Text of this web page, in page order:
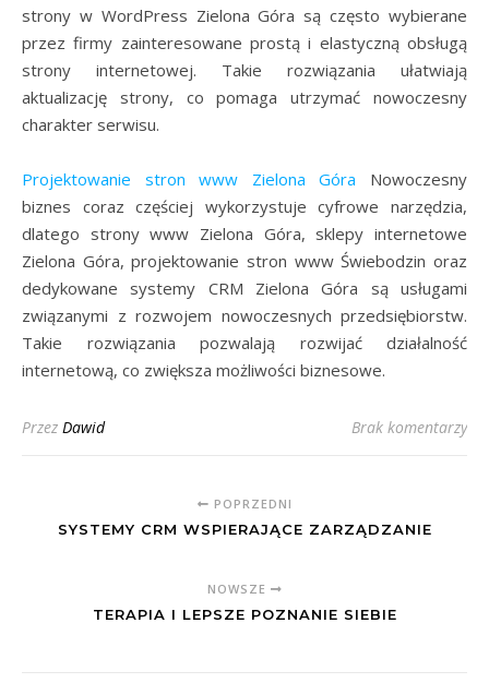
strony w WordPress Zielona Góra są często wybierane
przez firmy zainteresowane prostą i elastyczną obsługą
strony internetowej. Takie rozwiązania ułatwiają
aktualizację strony, co pomaga utrzymać nowoczesny
charakter serwisu.
Projektowanie stron www Zielona Góra Nowoczesny
biznes coraz częściej wykorzystuje cyfrowe narzędzia,
dlatego strony www Zielona Góra, sklepy internetowe
Zielona Góra, projektowanie stron www Świebodzin oraz
dedykowane systemy CRM Zielona Góra są usługami
związanymi z rozwojem nowoczesnych przedsiębiorstw.
Takie rozwiązania pozwalają rozwijać działalność
internetową, co zwiększa możliwości biznesowe.
Przez Dawid Brak komentarzy
POPRZEDNI
SYSTEMY CRM WSPIERAJĄCE ZARZĄDZANIE
NOWSZE
TERAPIA I LEPSZE POZNANIE SIEBIE